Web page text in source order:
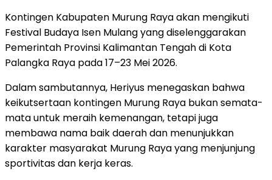
Kontingen Kabupaten Murung Raya akan mengikuti
Festival Budaya Isen Mulang yang diselenggarakan
Pemerintah Provinsi Kalimantan Tengah di Kota
Palangka Raya pada 17–23 Mei 2026.
Dalam sambutannya, Heriyus menegaskan bahwa
keikutsertaan kontingen Murung Raya bukan semata-
mata untuk meraih kemenangan, tetapi juga
membawa nama baik daerah dan menunjukkan
karakter masyarakat Murung Raya yang menjunjung
sportivitas dan kerja keras.